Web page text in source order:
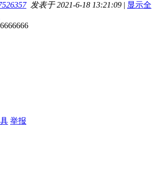
发表于 2021-6-18 13:21:09 | 显示全
举报